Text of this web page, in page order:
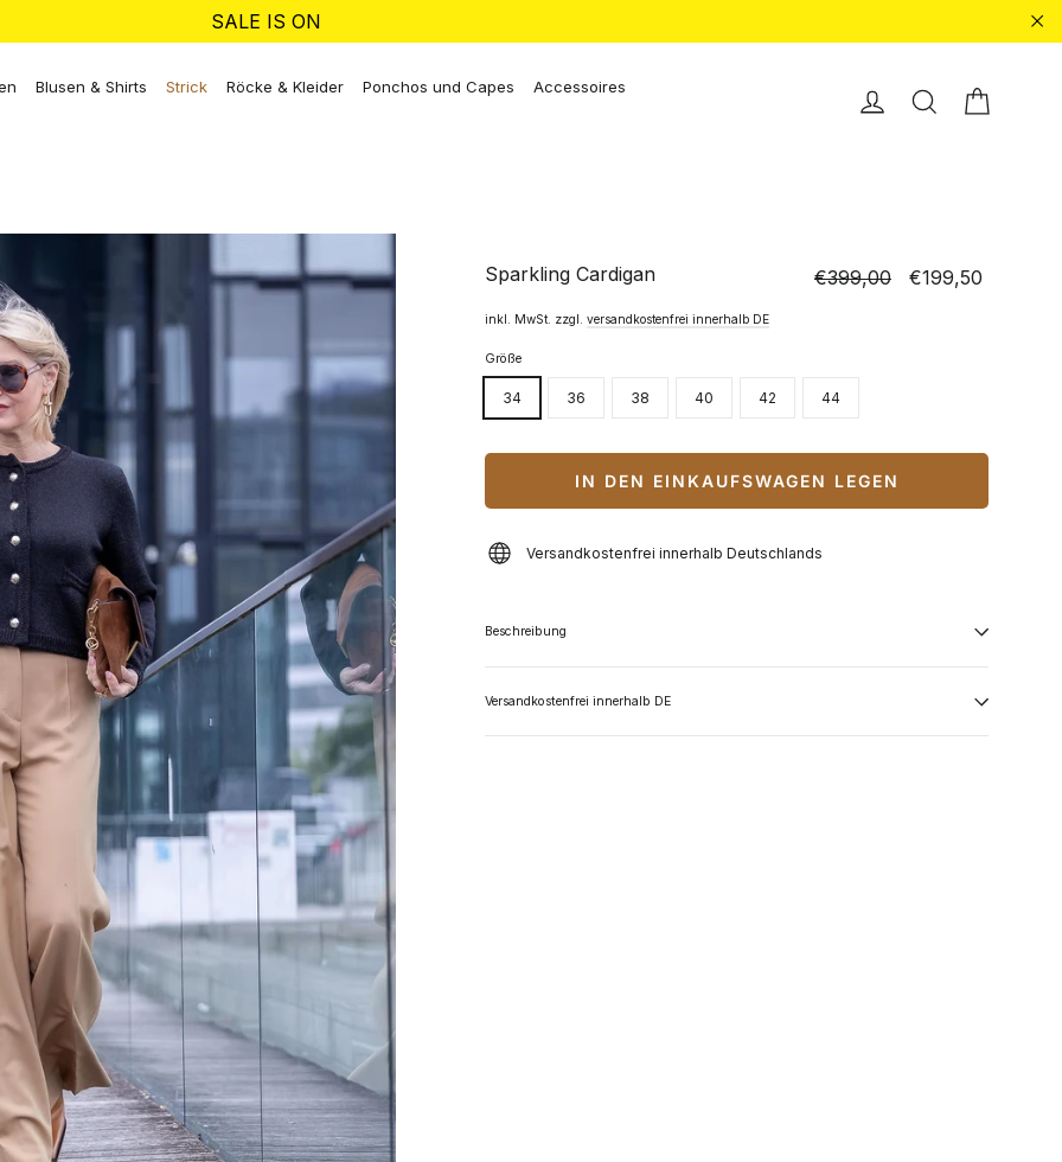
SALE IS ON
Blusen & Shirts Strick Röcke & Kleider Ponchos und Capes Accessoires EinloggenSuche
Sparkling Cardigan
Normaler
€399,00
Sonderpreis €199,50
inkl. MwSt. zzgl. versandkostenfrei innerhalb DE
Größe
34 36 38 40 42 44
IN DEN EINKAUFSWAGEN LEGEN
Versandkostenfrei innerhalb Deutschlands
Beschreibung
Versandkostenfrei innerhalb DE